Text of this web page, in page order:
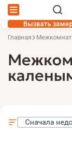
Вызвать
Главная